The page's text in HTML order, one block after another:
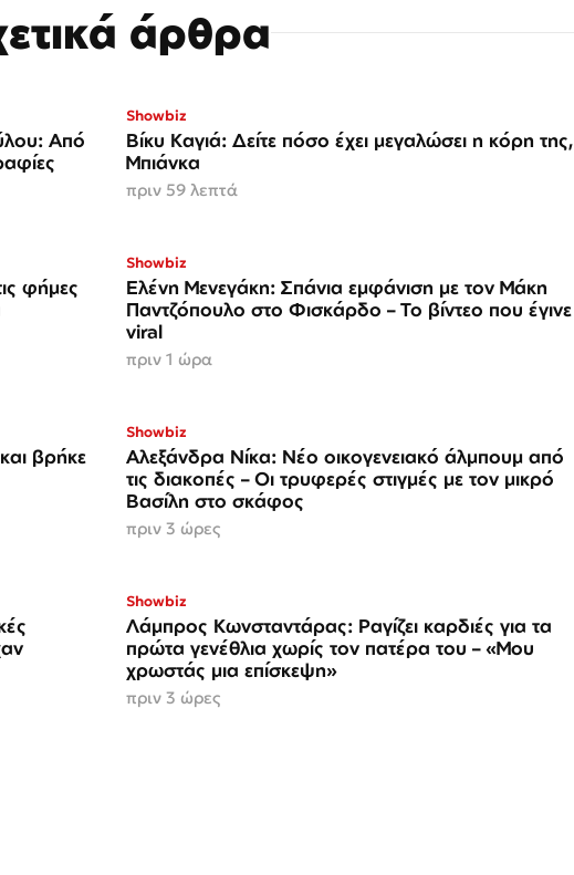
άρθρα
Από
Showbiz
Βίκυ Καγιά: Δείτε πόσο έχει μεγαλώσει η κόρη της,
Μπιάνκα
πριν 59 λεπτά
φήμες
Showbiz
Ελένη Μενεγάκη: Σπάνια εμφάνιση με τον Μάκη
Παντζόπουλο στο Φισκάρδο – Το βίντεο που έγινε
viral
πριν 1 ώρα
βρήκε
Showbiz
Αλεξάνδρα Νίκα: Νέο οικογενειακό άλμπουμ από
τις διακοπές – Οι τρυφερές στιγμές με τον μικρό
Βασίλη στο σκάφος
πριν 3 ώρες
Showbiz
Λάμπρος Κωνσταντάρας: Ραγίζει καρδιές για τα
πρώτα γενέθλια χωρίς τον πατέρα του – «Μου
χρωστάς μια επίσκεψη»
πριν 3 ώρες